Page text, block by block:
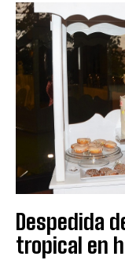
Despedida
tropical en